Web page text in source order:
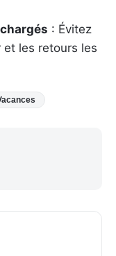
: Évitez
les retours les